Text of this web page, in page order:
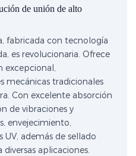
de unión de alto
fabricada con tecnología
es revolucionaria. Ofrece
excepcional,
mecánicas tradicionales
Con excelente absorción
de vibraciones y
envejecimiento,
además de sellado
aplicaciones.